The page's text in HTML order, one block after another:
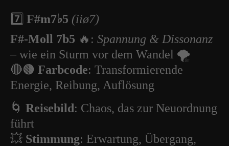
7️⃣ F#m7♭5 (iiø7)
F#-Moll 7b5 🔥: Spannung & Dissonanz
– wie ein Sturm vor dem Wandel 🌪️
🔴🟤 Farbcode: Transformierende
Energie, Reibung, Auflösung
🌀 Reisebild: Chaos, das zur Neuordnung
führt
💥 Stimmung: Erwartung, Übergang,